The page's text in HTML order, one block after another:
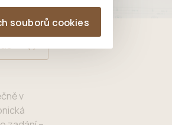
souborů cookies
v